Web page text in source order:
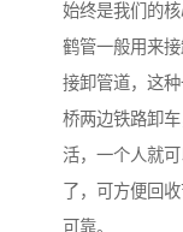
始终是我们的核
鹤管一般用来
接卸管道，这
桥两边铁路卸
活，一个人就
了，可方便回
可靠。